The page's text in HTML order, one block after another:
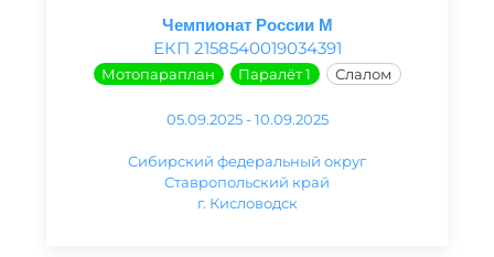
Чемпионат России М
ЕКП 2158540019034391
Мотопараплан Паралёт 1 Слалом
05.09.2025 - 10.09.2025
Сибирский федеральный округ
Ставропольский край
г. Кисловодск